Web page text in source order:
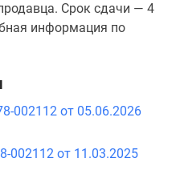
Срок сдачи — 4
информация по
002112 от 05.06.2026
002112 от 11.03.2025